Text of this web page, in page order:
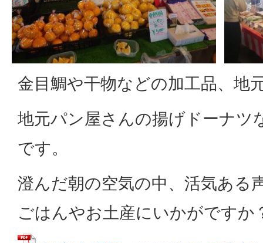
金目鯛や干物などの加工品、地
地元パン屋さんの揚げドーナツ
です。
澄んだ朝の空気の中、活気ある
ごはんやお土産にいかがですか